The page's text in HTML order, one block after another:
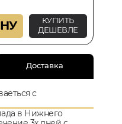
КУПИТЬ
ДЕШЕВЛЕ
Доставка
с
в Нижнего